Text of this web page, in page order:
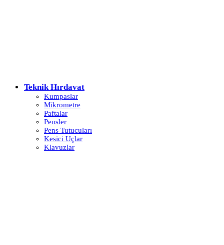
Teknik Hırdavat
Kumpaslar
Mikrometre
Paftalar
Pensler
Pens Tutucuları
Kesici Uçlar
Klavuzlar